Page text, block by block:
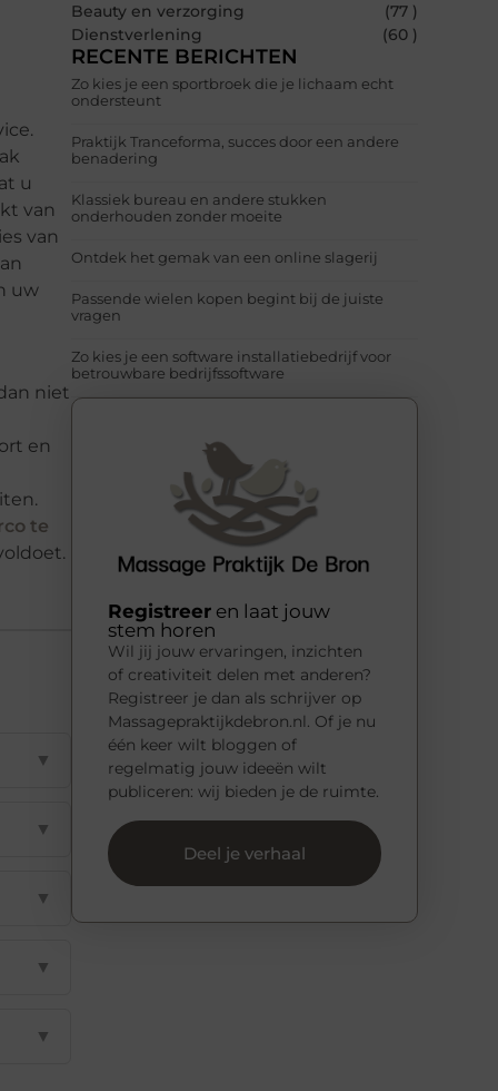
u
van
van
uw
niet
en
te
▼
▼
▼
▼
▼
Beauty en verzorging
(77 )
Dienstverlening
(60 )
RECENTE BERICHTEN
Zo kies je een sportbroek die je lichaam echt
ondersteunt
Praktijk Tranceforma, succes door een andere
benadering
Klassiek bureau en andere stukken
onderhouden zonder moeite
Ontdek het gemak van een online slagerij
Passende wielen kopen begint bij de juiste
vragen
Zo kies je een software installatiebedrijf voor
betrouwbare bedrijfssoftware
Registreer en laat jouw
stem horen
Wil jij jouw ervaringen, inzichten
of creativiteit delen met anderen?
Registreer je dan als schrijver op
Massagepraktijkdebron.nl. Of je nu
één keer wilt bloggen of
regelmatig jouw ideeën wilt
publiceren: wij bieden je de ruimte.
Deel je verhaal